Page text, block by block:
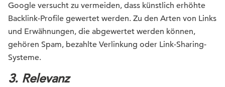
Google versucht zu vermeiden, dass künstlich erhöhte
Backlink-Profile gewertet werden. Zu den Arten von Links
und Erwähnungen, die abgewertet werden können,
gehören Spam, bezahlte Verlinkung oder Link-Sharing-
Systeme.
3. Relevanz